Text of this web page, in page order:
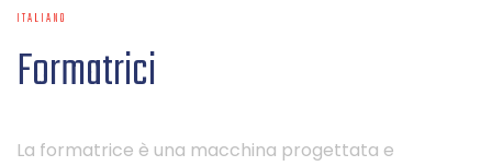
ITALIANO
Formatrici
La formatrice è una macchina progettata e